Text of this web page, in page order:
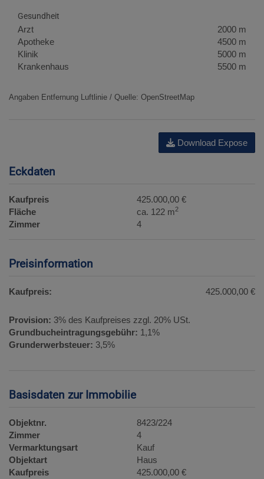
Gesundheit
Arzt
2000 m
Apotheke
4500 m
Klinik
5000 m
Krankenhaus
5500 m
Angaben Entfernung Luftlinie / Quelle: OpenStreetMap
Download Expose
Eckdaten
Kaufpreis
425.000,00 €
Fläche
ca. 122 m2
Zimmer 4
Preisinformation
Kaufpreis: 425.000,00 €
Provision: 3% des Kaufpreises zzgl. 20% USt.
Grundbucheintragungsgebühr: 1,1%
Grunderwerbsteuer: 3,5%
Basisdaten zur Immobilie
Objektnr.
8423/224
Zimmer
4
Vermarktungsart
Kauf
Objektart
Haus
Kaufpreis
425.000,00 €